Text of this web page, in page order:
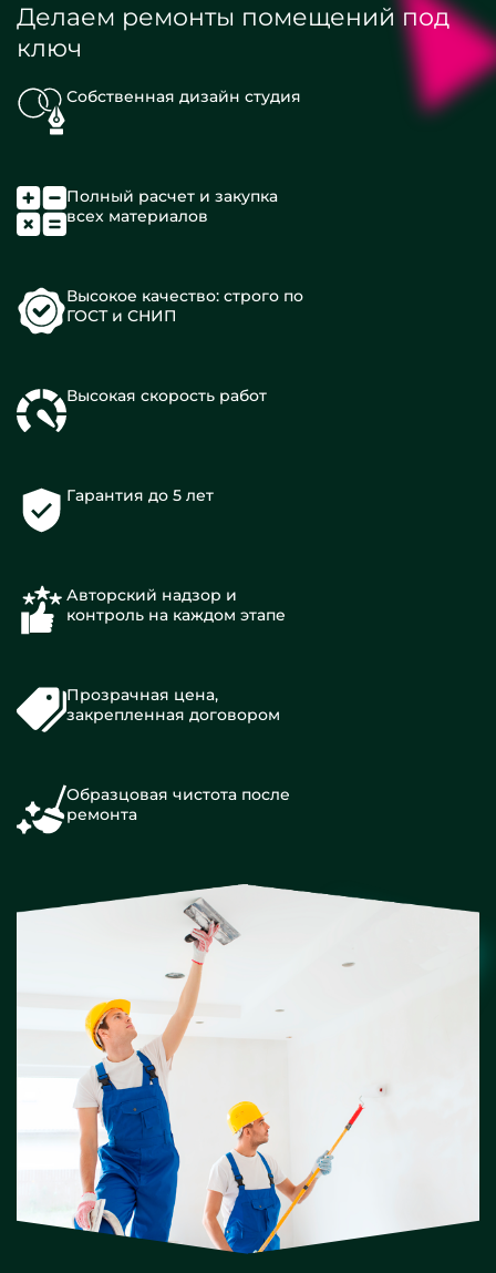
Делаем ремонты помещений под
ключ
Собственная дизайн студия
Полный расчет и закупка
всех материалов
Высокое качество: строго по
ГОСТ и СНИП
Высокая скорость работ
Гарантия до 5 лет
Авторский надзор и
контроль на каждом этапе
Прозрачная цена,
закрепленная договором
Образцовая чистота после
ремонта